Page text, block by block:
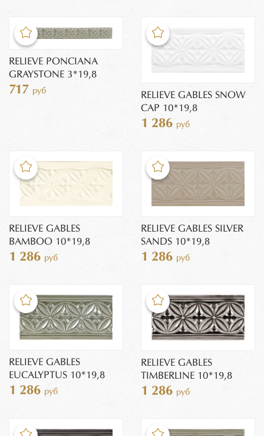
RELIEVE PONCIANA
GRAYSTONE 3*19,8
717 руб
RELIEVE GABLES SNOW
CAP 10*19,8
1 286 руб
RELIEVE GABLES
BAMBOO 10*19,8
1 286 руб
RELIEVE GABLES SILVER
SANDS 10*19,8
1 286 руб
RELIEVE GABLES
EUCALYPTUS 10*19,8
1 286 руб
RELIEVE GABLES
TIMBERLINE 10*19,8
1 286 руб